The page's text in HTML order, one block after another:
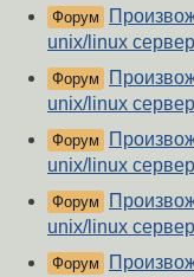
Форум
unix/linux
Форум
unix/linux
Форум
unix/linux
Форум
unix/linux
Форум